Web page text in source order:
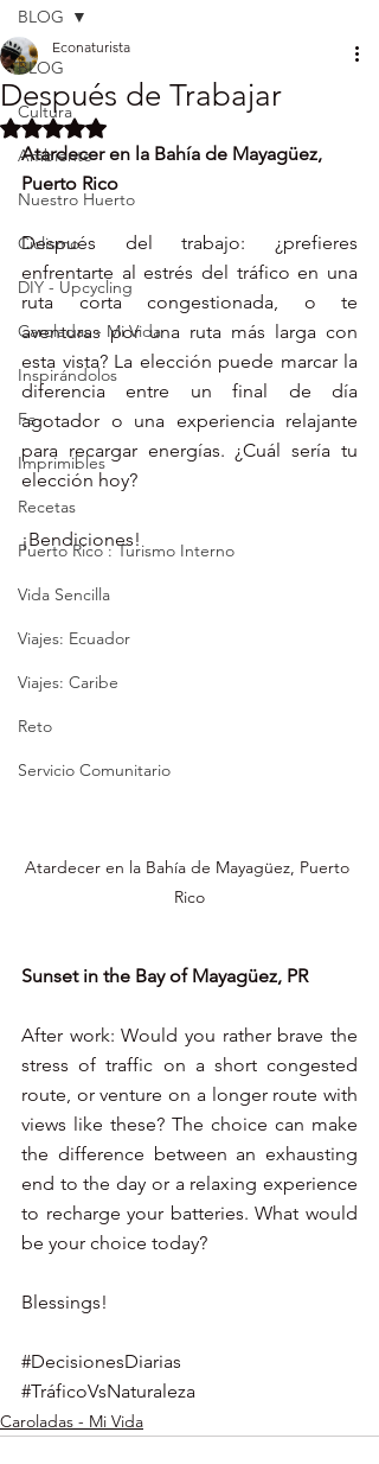
BLOG
Cultura
Ambiente
Nuestro Huerto
Ciclismo
DIY - Upcycling
Caroladas - Mi Vida
Inspirándolos
Fe
Imprimibles
Recetas
Puerto Rico : Turismo Interno
Vida Sencilla
Viajes: Ecuador
Viajes: Caribe
Reto
Servicio Comunitario
BLOG
Después de Trabajar
Econaturista
Obtuvo NaN de 5 estrellas.
Atardecer en la Bahía de Mayagüez,
Puerto Rico
Después del trabajo: ¿prefieres
enfrentarte al estrés del tráfico en una
ruta corta congestionada, o te
aventuras por una ruta más larga con
esta vista? La elección puede marcar la
diferencia entre un final de día
agotador o una experiencia relajante
para recargar energías. ¿Cuál sería tu
elección hoy?
¡Bendiciones!
Atardecer en la Bahía de Mayagüez, Puerto
Rico
Sunset in the Bay of Mayagüez, PR
After work: Would you rather brave the
stress of traffic on a short congested
route, or venture on a longer route with
views like these? The choice can make
the difference between an exhausting
end to the day or a relaxing experience
to recharge your batteries. What would
be your choice today?
Blessings!
#DecisionesDiarias
#TráficoVsNaturaleza
Caroladas - Mi Vida